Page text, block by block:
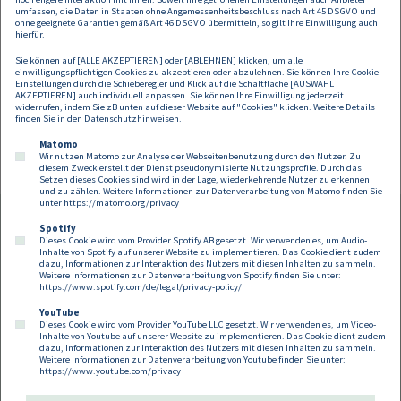
sonstige Beratung sein oder ersetzen. Daher
übernehmen wir keine Haftung für allfälligen
Schadenersatz.
Footer
Kontakt Datenschutz
Impressum
Compliance
Cookies
umfassen, die Daten in Staaten ohne Angemessenheitsbeschluss nach Art 45 DSGVO und
ohne geeignete Garantien gemäß Art 46 DSGVO übermitteln, so gilt Ihre Einwilligung auch
hierfür.
Sie können auf [ALLE AKZEPTIEREN] oder [ABLEHNEN] klicken, um alle
einwilligungspflichtigen Cookies zu akzeptieren oder abzulehnen. Sie können Ihre Cookie-
Einstellungen durch die Schieberegler und Klick auf die Schaltfläche [AUSWAHL
AKZEPTIEREN] auch individuell anpassen. Sie können Ihre Einwilligung jederzeit
widerrufen, indem Sie zB unten auf dieser Website auf "Cookies" klicken. Weitere Details
finden Sie in den Datenschutzhinweisen.
Matomo
Wir nutzen Matomo zur Analyse der Webseitenbenutzung durch den Nutzer. Zu
diesem Zweck erstellt der Dienst pseudonymisierte Nutzungsprofile. Durch das
Setzen dieses Cookies sind wird in der Lage, wiederkehrende Nutzer zu erkennen
und zu zählen. Weitere Informationen zur Datenverarbeitung von Matomo finden Sie
unter https://matomo.org/privacy
Spotify
Dieses Cookie wird vom Provider Spotify AB gesetzt. Wir verwenden es, um Audio-
Inhalte von Spotify auf unserer Website zu implementieren. Das Cookie dient zudem
dazu, Informationen zur Interaktion des Nutzers mit diesen Inhalten zu sammeln.
Weitere Informationen zur Datenverarbeitung von Spotify finden Sie unter:
https://www.spotify.com/de/legal/privacy-policy/
YouTube
Dieses Cookie wird vom Provider YouTube LLC gesetzt. Wir verwenden es, um Video-
Inhalte von Youtube auf unserer Website zu implementieren. Das Cookie dient zudem
dazu, Informationen zur Interaktion des Nutzers mit diesen Inhalten zu sammeln.
Weitere Informationen zur Datenverarbeitung von Youtube finden Sie unter:
https://www.youtube.com/privacy
Follow us on: